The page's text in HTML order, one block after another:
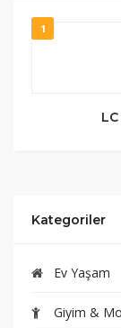
1
Kategoriler
Ev Yaşam
Giyim &